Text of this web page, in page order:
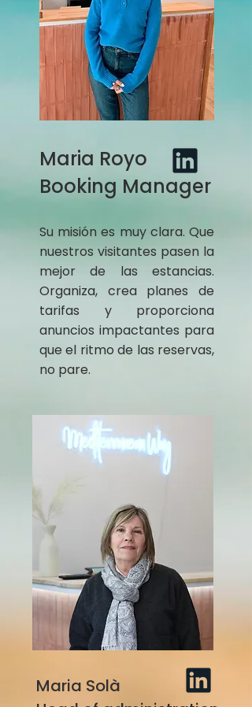
Maria Royo
Booking Manager
Su misión es muy clara. Que
nuestros visitantes pasen la
mejor de las estancias.
Organiza, crea planes de
tarifas y proporciona
anuncios impactantes para
que el ritmo de las reservas,
no pare.
Maria Solà